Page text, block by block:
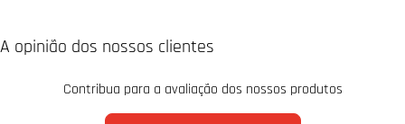
A opinião dos nossos clientes
Contribua para a avaliação dos nossos produtos